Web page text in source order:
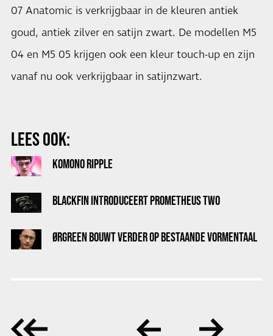
07 Anatomic is verkrijgbaar in de kleuren antiek
goud, antiek zilver en satijn zwart. De modellen M5
04 en M5 05 krijgen ook een kleur touch-up en zijn
vanaf nu ook verkrijgbaar in satijnzwart.
LEES OOK:
KOMONO RIPPLE
BLACKFIN INTRODUCEERT PROMETHEUS TWO
ØRGREEN BOUWT VERDER OP BESTAANDE VORMENTAAL